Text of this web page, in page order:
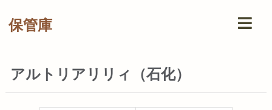
保管庫
アルトリアリリィ（石化）